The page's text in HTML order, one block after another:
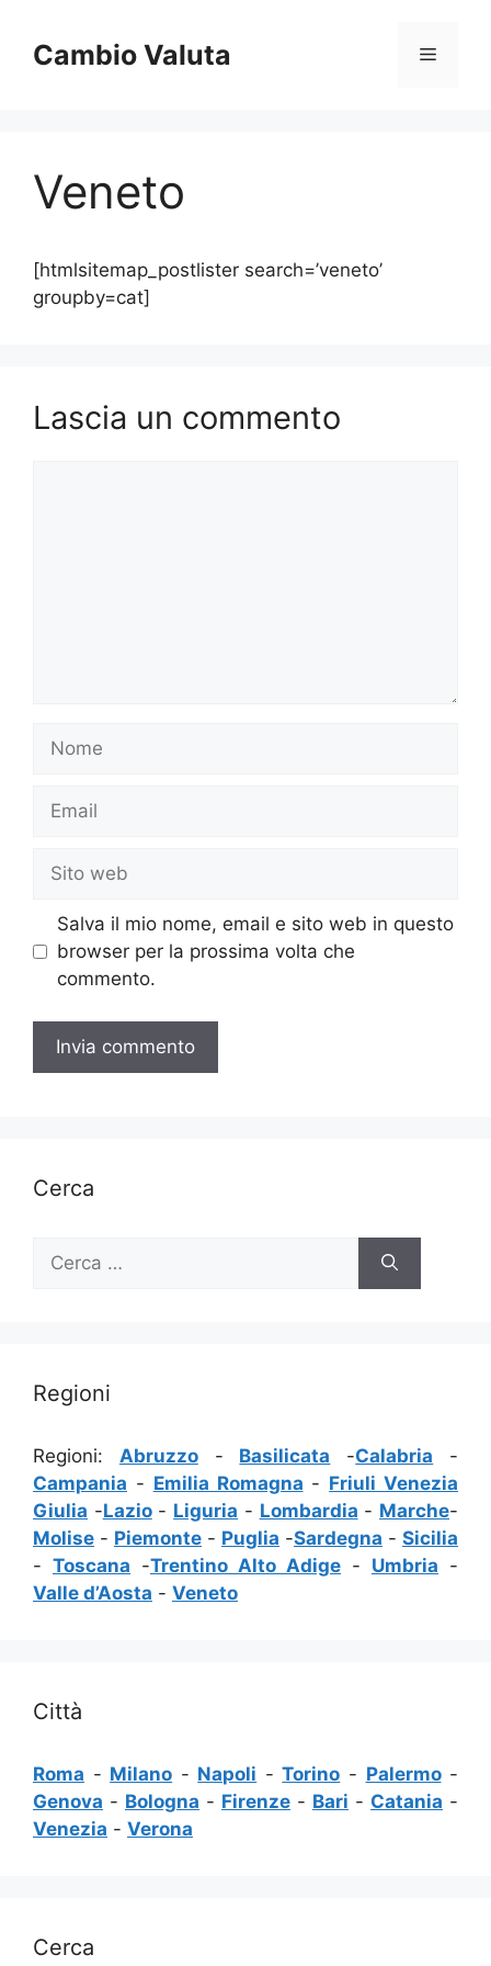
contenuto
Cambio Valuta Menu
Veneto
[htmlsitemap_postlister search=’veneto’
groupby=cat]
Lascia un commento
Nome
Email
Sito
web
Salva il mio nome, email e sito web in questo
browser per la prossima volta che
commento.
Cerca
per:
Regioni
Regioni: Abruzzo- Basilicata -Calabria -
Campania - Emilia Romagna - Friuli Venezia
Giulia -Lazio- Liguria - Lombardia - Marche-
Molise - Piemonte - Puglia -Sardegna - Sicilia
- Toscana -Trentino Alto Adige - Umbria -
Valle d’Aosta - Veneto
Città
Roma - Milano - Napoli -Torino - Palermo-
Genova - Bologna - Firenze - Bari - Catania -
Venezia - Verona
Cerca